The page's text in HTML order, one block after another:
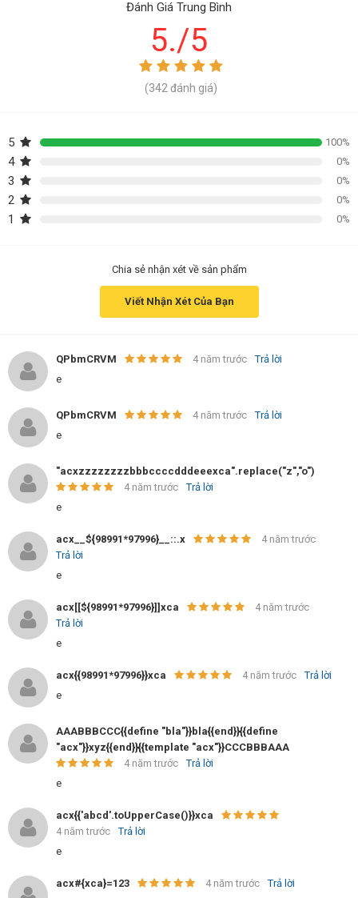
Đánh Giá Trung Bình
5./5
(342 đánh giá)
5 100%
4 0%
3 0%
2 0%
1 0%
Chia sẻ nhận xét về sản phẩm
Viết Nhận Xét Của Bạn
QPbmCRVM 4 năm trước
Trả lời
e
QPbmCRVM 4 năm trước
Trả lời
e
"acxzzzzzzzzbbbccccdddeeexca".replace("z","o")
4 năm trước
Trả lời
e
acx__${98991*97996}__::.x
4 năm trước
Trả lời
e
acx[[${98991*97996}]]xca
4 năm trước
Trả lời
e
acx{{98991*97996}}xca 4 năm trước
Trả lời
e
AAABBBCCC{{define "bla"}}bla{{end}}{{define
"acx"}}xyz{{end}}{{template "acx"}}CCCBBBAAA
4 năm trước
Trả lời
e
acx{{'abcd'.toUpperCase()}}xca
4 năm trước
Trả lời
e
acx#{xca}=123 4 năm trước
Trả lời